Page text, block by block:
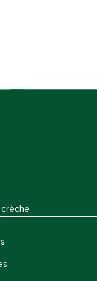
crèche